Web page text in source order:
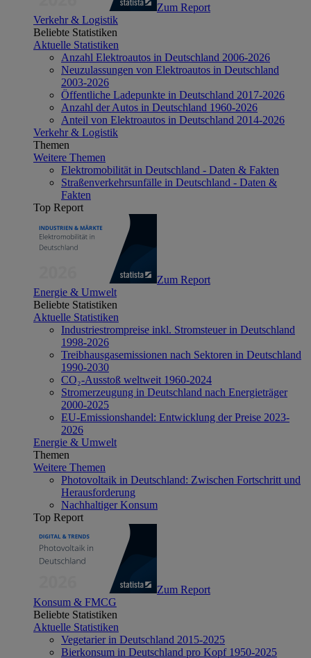
Zum Report
Verkehr & Logistik
Beliebte Statistiken
Aktuelle Statistiken
Anzahl Elektroautos in Deutschland 2006-2026
Neuzulassungen von Elektroautos in Deutschland
2003-2026
Öffentliche Ladepunkte in Deutschland 2017-2026
Anzahl der Autos in Deutschland 1960-2026
Anteil von Elektroautos in Deutschland 2014-2026
Verkehr & Logistik
Themen
Weitere Themen
Elektromobilität in Deutschland - Daten & Fakten
Straßenverkehrsunfälle in Deutschland - Daten &
Fakten
Top Report
Zum Report
Energie & Umwelt
Beliebte Statistiken
Aktuelle Statistiken
Industriestrompreise inkl. Stromsteuer in Deutschland
1998-2026
Treibhausgasemissionen nach Sektoren in Deutschland
1990-2030
CO₂-Ausstoß weltweit 1960-2024
Stromerzeugung in Deutschland nach Energieträger
2000-2025
EU-Emissionshandel: Entwicklung der Preise 2023-
2026
Energie & Umwelt
Themen
Weitere Themen
Photovoltaik in Deutschland: Zwischen Fortschritt und
Herausforderung
Nachhaltiger Konsum
Top Report
Zum Report
Konsum & FMCG
Beliebte Statistiken
Aktuelle Statistiken
Vegetarier in Deutschland 2015-2025
Bierkonsum in Deutschland pro Kopf 1950-2025